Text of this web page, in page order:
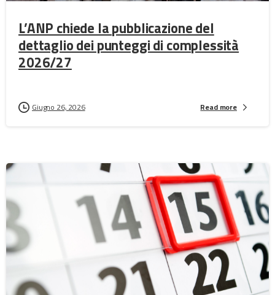
L’ANP chiede la pubblicazione del
dettaglio dei punteggi di complessità
2026/27
Giugno 26, 2026 Read more